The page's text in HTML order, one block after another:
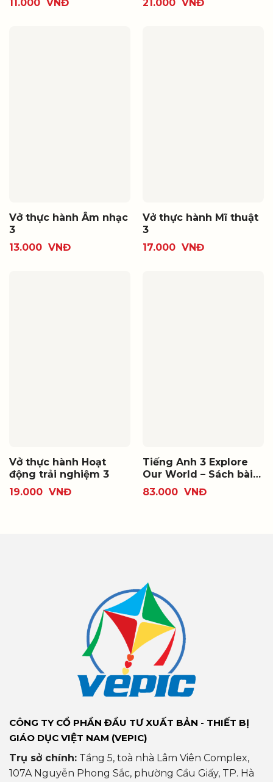
11.000 VNĐ 21.000 VNĐ
Vở thực hành Âm nhạc
3
13.000 VNĐ
Vở thực hành Mĩ thuật
3
17.000 VNĐ
Vở thực hành Hoạt
động trải nghiệm 3
19.000 VNĐ
Tiếng Anh 3 Explore
Our World – Sách bài
tập
83.000 VNĐ
CÔNG TY CỔ PHẦN ĐẦU TƯ XUẤT BẢN - THIẾT BỊ
GIÁO DỤC VIỆT NAM (VEPIC)
Trụ sở chính: Tầng 5, toà nhà Lâm Viên Complex,
107A Nguyễn Phong Sắc, phường Cầu Giấy, TP. Hà